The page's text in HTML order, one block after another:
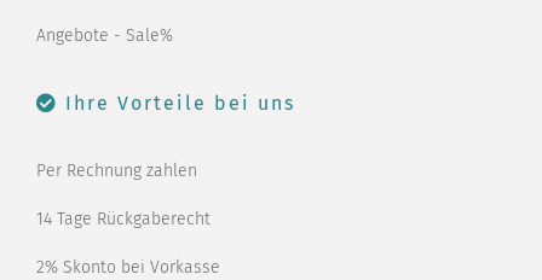
Angebote - Sale%
Ihre Vorteile bei uns
Per Rechnung zahlen
14 Tage Rückgaberecht
2% Skonto bei Vorkasse